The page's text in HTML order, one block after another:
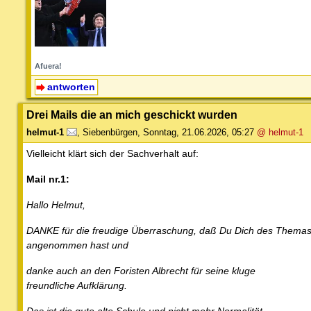
Afuera!
antworten
Drei Mails die an mich geschickt wurden
helmut-1 , Siebenbürgen, Sonntag, 21.06.2026, 05:27 @ helmut-1
Vielleicht klärt sich der Sachverhalt auf:
Mail nr.1:
Hallo Helmut,
DANKE für die freudige Überraschung, daß Du Dich des Themas
angenommen hast und
danke auch an den Foristen Albrecht für seine kluge
freundliche Aufklärung.